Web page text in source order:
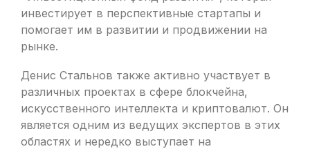
инвестирует в перспективные стартапы и
помогает им в развитии и продвижении на
рынке.
Денис Стальнов также активно участвует в
различных проектах в сфере блокчейна,
искусственного интеллекта и криптовалют. Он
является одним из ведущих экспертов в этих
областях и нередко выступает на